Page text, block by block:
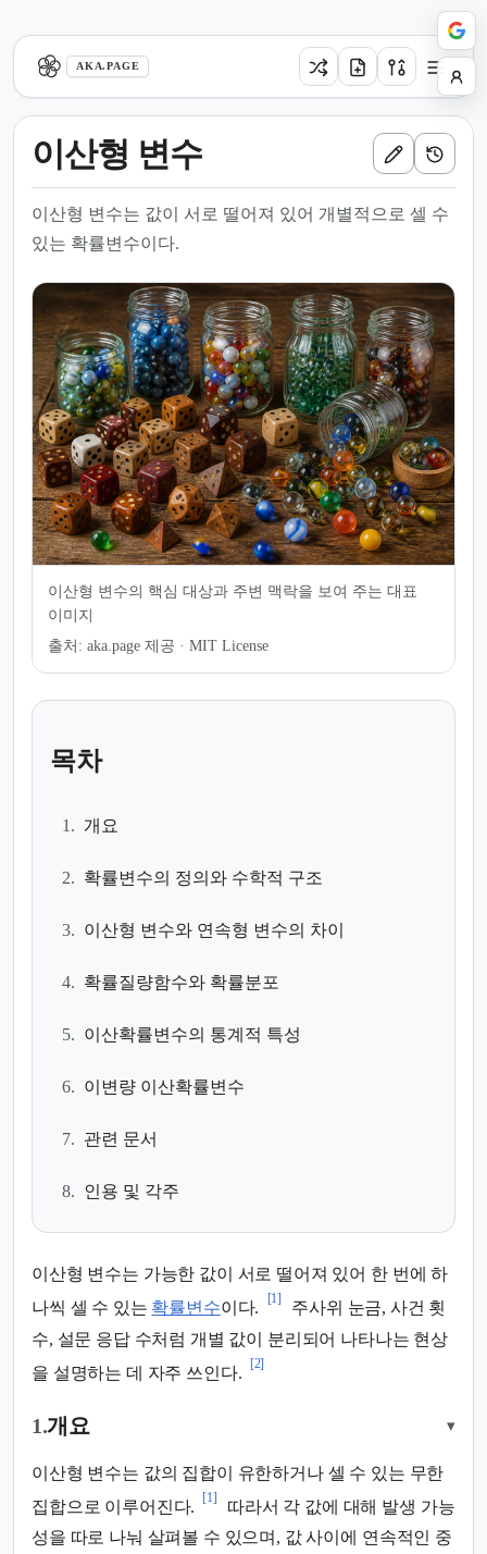
AKA.PAGE
이산형 변수
이산형 변수는 값이 서로 떨어져 있어 개별적으로 셀 수
있는 확률변수이다.
이산형 변수의 핵심 대상과 주변 맥락을 보여 주는 대표
이미지
출처: aka.page 제공 · MIT License
목차
1. 개요
2. 확률변수의 정의와 수학적 구조
3. 이산형 변수와 연속형 변수의 차이
4. 확률질량함수와 확률분포
5. 이산확률변수의 통계적 특성
6. 이변량 이산확률변수
7. 관련 문서
8. 인용 및 각주
이산형 변수는 가능한 값이 서로 떨어져 있어 한 번에 하
나씩 셀 수 있는 확률변수이다.
[1]
주사위 눈금, 사건 횟
수, 설문 응답 수처럼 개별 값이 분리되어 나타나는 현상
을 설명하는 데 자주 쓰인다.
[2]
1.개요 ▾
이산형 변수는 값의 집합이 유한하거나 셀 수 있는 무한
집합으로 이루어진다.
[1]
따라서 각 값에 대해 발생 가능
성을 따로 나눠 살펴볼 수 있으며, 값 사이에 연속적인 중